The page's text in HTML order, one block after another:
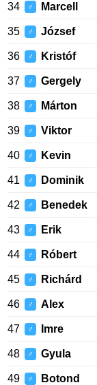
34 ♂ Marcell
35 ♂ József
36 ♂ Kristóf
37 ♂ Gergely
38 ♂ Márton
39 ♂ Viktor
40 ♂ Kevin
41 ♂ Dominik
42 ♂ Benedek
43 ♂ Erik
44 ♂ Róbert
45 ♂ Richárd
46 ♂ Alex
47 ♂ Imre
48 ♂ Gyula
49 ♂ Botond